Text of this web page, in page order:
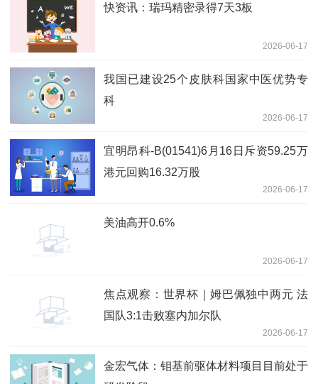
快资讯：瑞玛精密录得7天3板
2026-06-17
我国已建设25个皮肤科国家中医优势专
科
2026-06-17
宜明昂科-B(01541)6月16日斥资59.25万
港元回购16.32万股
2026-06-17
美油高开0.6%
2026-06-17
焦点观察：世界杯｜姆巴佩独中两元 法
国队3:1击败塞内加尔队
2026-06-17
金宏气体：钼基前驱体材料项目目前处于